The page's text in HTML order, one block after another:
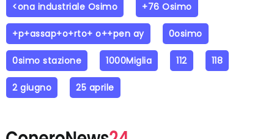
<ona industriale Osimo +76 Osimo
+p+assap+o+rto+ o++pen ay 0osimo
0simo stazione 1000Miglia 112 118
2 giugno 25 aprile